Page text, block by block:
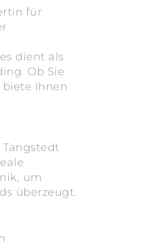
für
dient als
Ob Sie
Ihnen
um
überzeugt.